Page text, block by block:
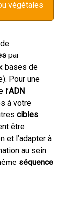
végétales
par
bases de
Pour une
l’ADN
à votre
cibles
être
et l’adapter à
au sein
séquence